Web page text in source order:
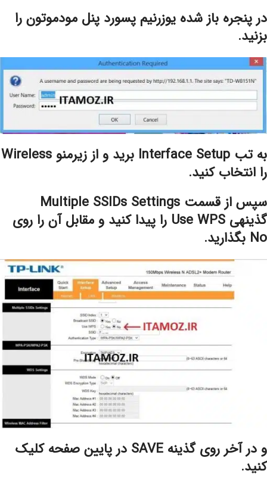
در پنجره باز شده یوزرنیم پسورد پنل مودموتون را
بزنید.
به تب Interface Setup برید و از زیرمنو Wireless
را انتخاب کنید.
سپس از قسمت Multiple SSIDs Settings
گذینه‎ی Use WPS را پیدا کنید و مقابل آن را روی
No بگذارید.
و در آخر روی گذینه SAVE در پایین صفحه کلیک
کنید.